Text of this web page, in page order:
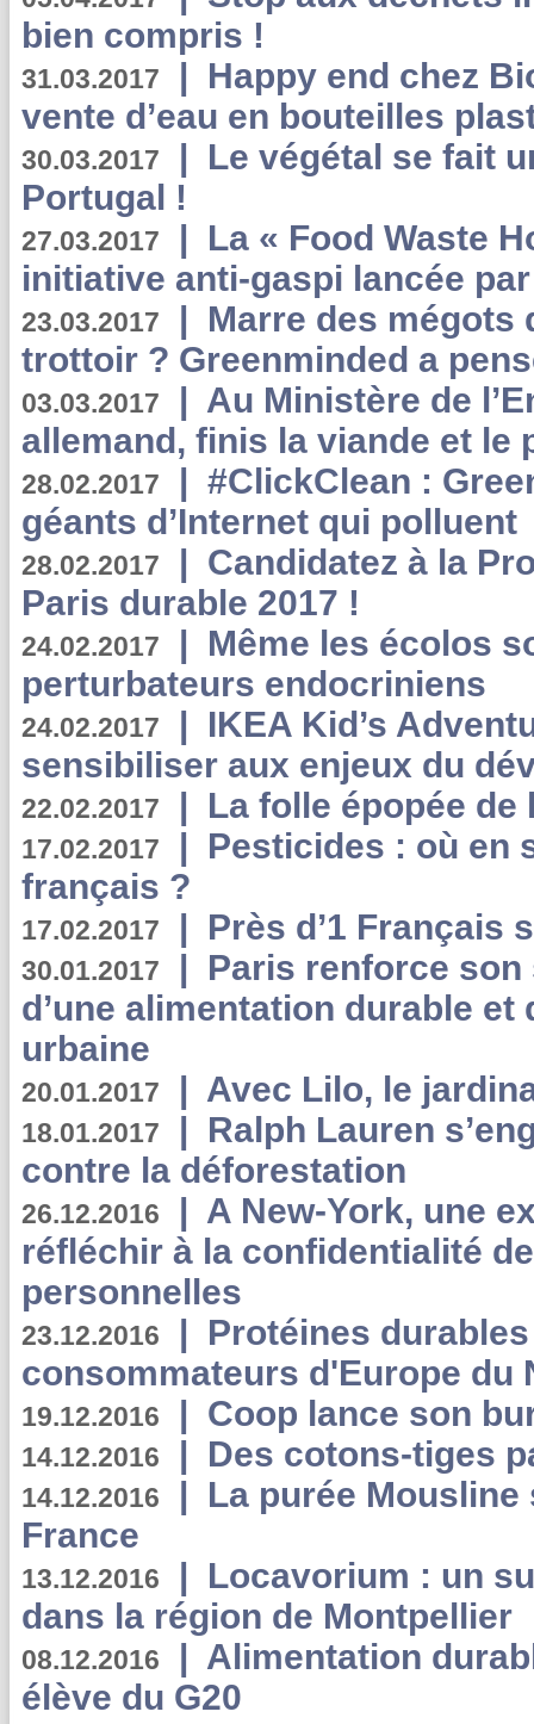
bien compris !
31.03.2017 | Happy end chez
vente d’eau en bouteilles
30.03.2017 | Le végétal se fait
Portugal !
27.03.2017 | La « Food Waste
initiative anti-gaspi lancée
23.03.2017 | Marre des mégots
trottoir ? Greenminded a
03.03.2017 | Au Ministère de
allemand, finis la viande et le
28.02.2017 | #ClickClean :
géants d’Internet qui polluent
28.02.2017 | Candidatez à la
Paris durable 2017 !
24.02.2017 | Même les écolos
perturbateurs endocriniens
24.02.2017 | IKEA Kid’s
sensibiliser aux enjeux du
22.02.2017 | La folle épopée de
17.02.2017 | Pesticides : où en
français ?
17.02.2017 | Près d’1 Français
30.01.2017 | Paris renforce
d’une alimentation durable et
urbaine
20.01.2017 | Avec Lilo, le
18.01.2017 | Ralph Lauren
contre la déforestation
26.12.2016 | A New-York, une
réfléchir à la confidentialité
personnelles
23.12.2016 | Protéines
consommateurs d'Europe du
19.12.2016 | Coop lance son
14.12.2016 | Des cotons-tiges
14.12.2016 | La purée
France
13.12.2016 | Locavorium : un
dans la région de Montpellier
08.12.2016 | Alimentation
élève du G20